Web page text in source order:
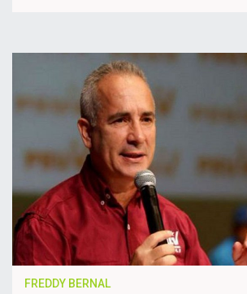
FREDDY BERNAL